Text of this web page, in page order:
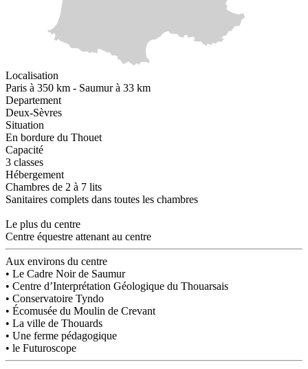
Localisation
Paris à 350 km - Saumur à 33 km
Departement
Deux-Sèvres
Situation
En bordure du Thouet
Capacité
3 classes
Hébergement
Chambres de 2 à 7 lits
Sanitaires complets dans toutes les chambres
Le plus du centre
Centre équestre attenant au centre
Aux environs du centre
• Le Cadre Noir de Saumur
• Centre d’Interprétation Géologique du Thouarsais
• Conservatoire Tyndo
• Écomusée du Moulin de Crevant
• La ville de Thouards
• Une ferme pédagogique
• le Futuroscope